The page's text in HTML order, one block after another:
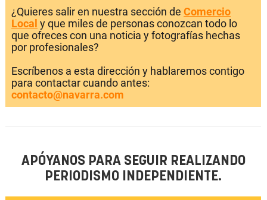
¿Quieres salir en nuestra sección de Comercio
Local y que miles de personas conozcan todo lo
que ofreces con una noticia y fotografías hechas
por profesionales?
Escríbenos a esta dirección y hablaremos contigo
para contactar cuando antes:
contacto@navarra.com
APÓYANOS PARA SEGUIR REALIZANDO
PERIODISMO INDEPENDIENTE.